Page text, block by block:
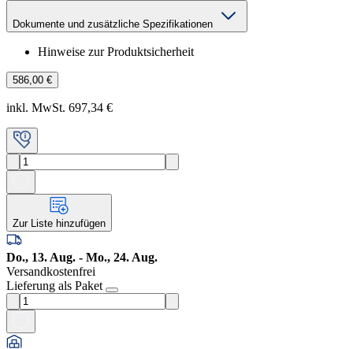
Dokumente und zusätzliche Spezifikationen
Hinweise zur Produktsicherheit
586,00 €
inkl. MwSt. 697,34 €
Zur Liste hinzufügen
Do., 13. Aug. - Mo., 24. Aug.
Versandkostenfrei
Lieferung als Paket